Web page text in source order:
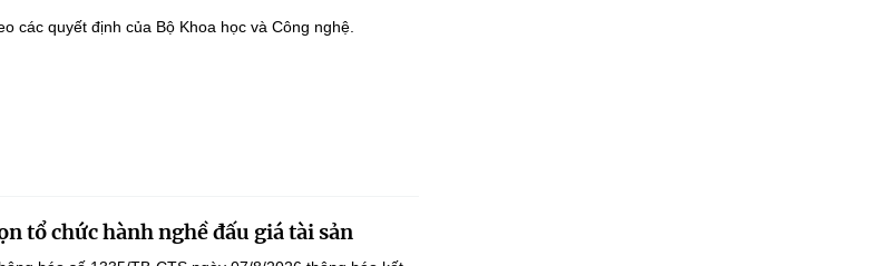
các quyết định của Bộ Khoa học và Công nghệ.
tổ chức hành nghề đấu giá tài sản